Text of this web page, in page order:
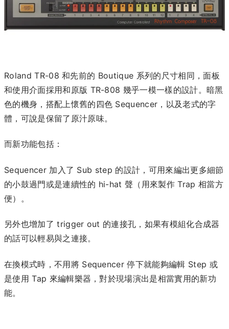
Roland TR-08 和先前的 Boutique 系列的尺寸相同，面板
和使用介面採用和原版 TR-808 幾乎一模一樣的設計。暗黑
色的機身，搭配上懷舊的四色 Sequencer，以及老式的字
體，可說是保留了原汁原味。
而新功能包括：
Sequencer 加入了 Sub step 的設計，可用來編出更多細節
的小鼓過門或是連續性的 hi-hat 聲（用來製作 Trap 相當方
便）。
另外也增加了 trigger out 的連接孔，如果有模組化合成器
的話可以輕易與之連接。
在換模式時，不用將 Sequencer 停下就能夠編輯 Step 或
是使用 Tap 來編輯樂器，對於現場演出是相當實用的新功
能。